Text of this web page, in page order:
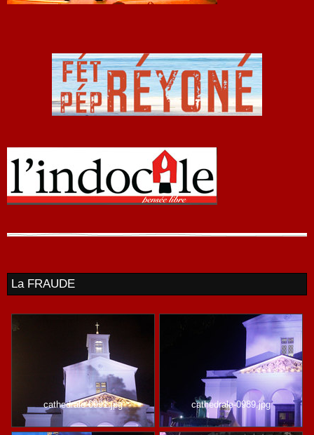
La FRAUDE
cathedrale-0991.jpg cathedrale-0989.jpg